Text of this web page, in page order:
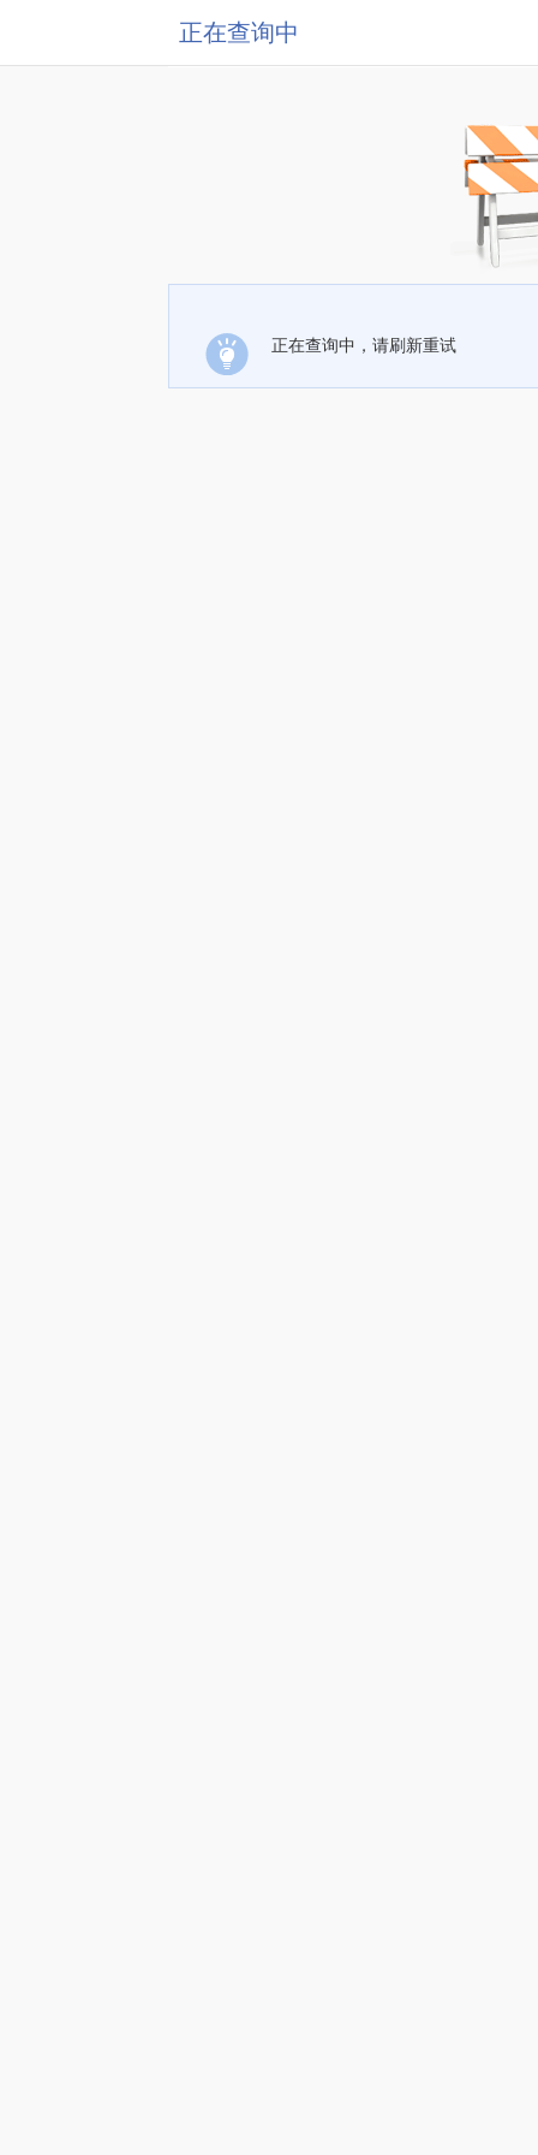
正在查询中
正在查询中，请刷新重试